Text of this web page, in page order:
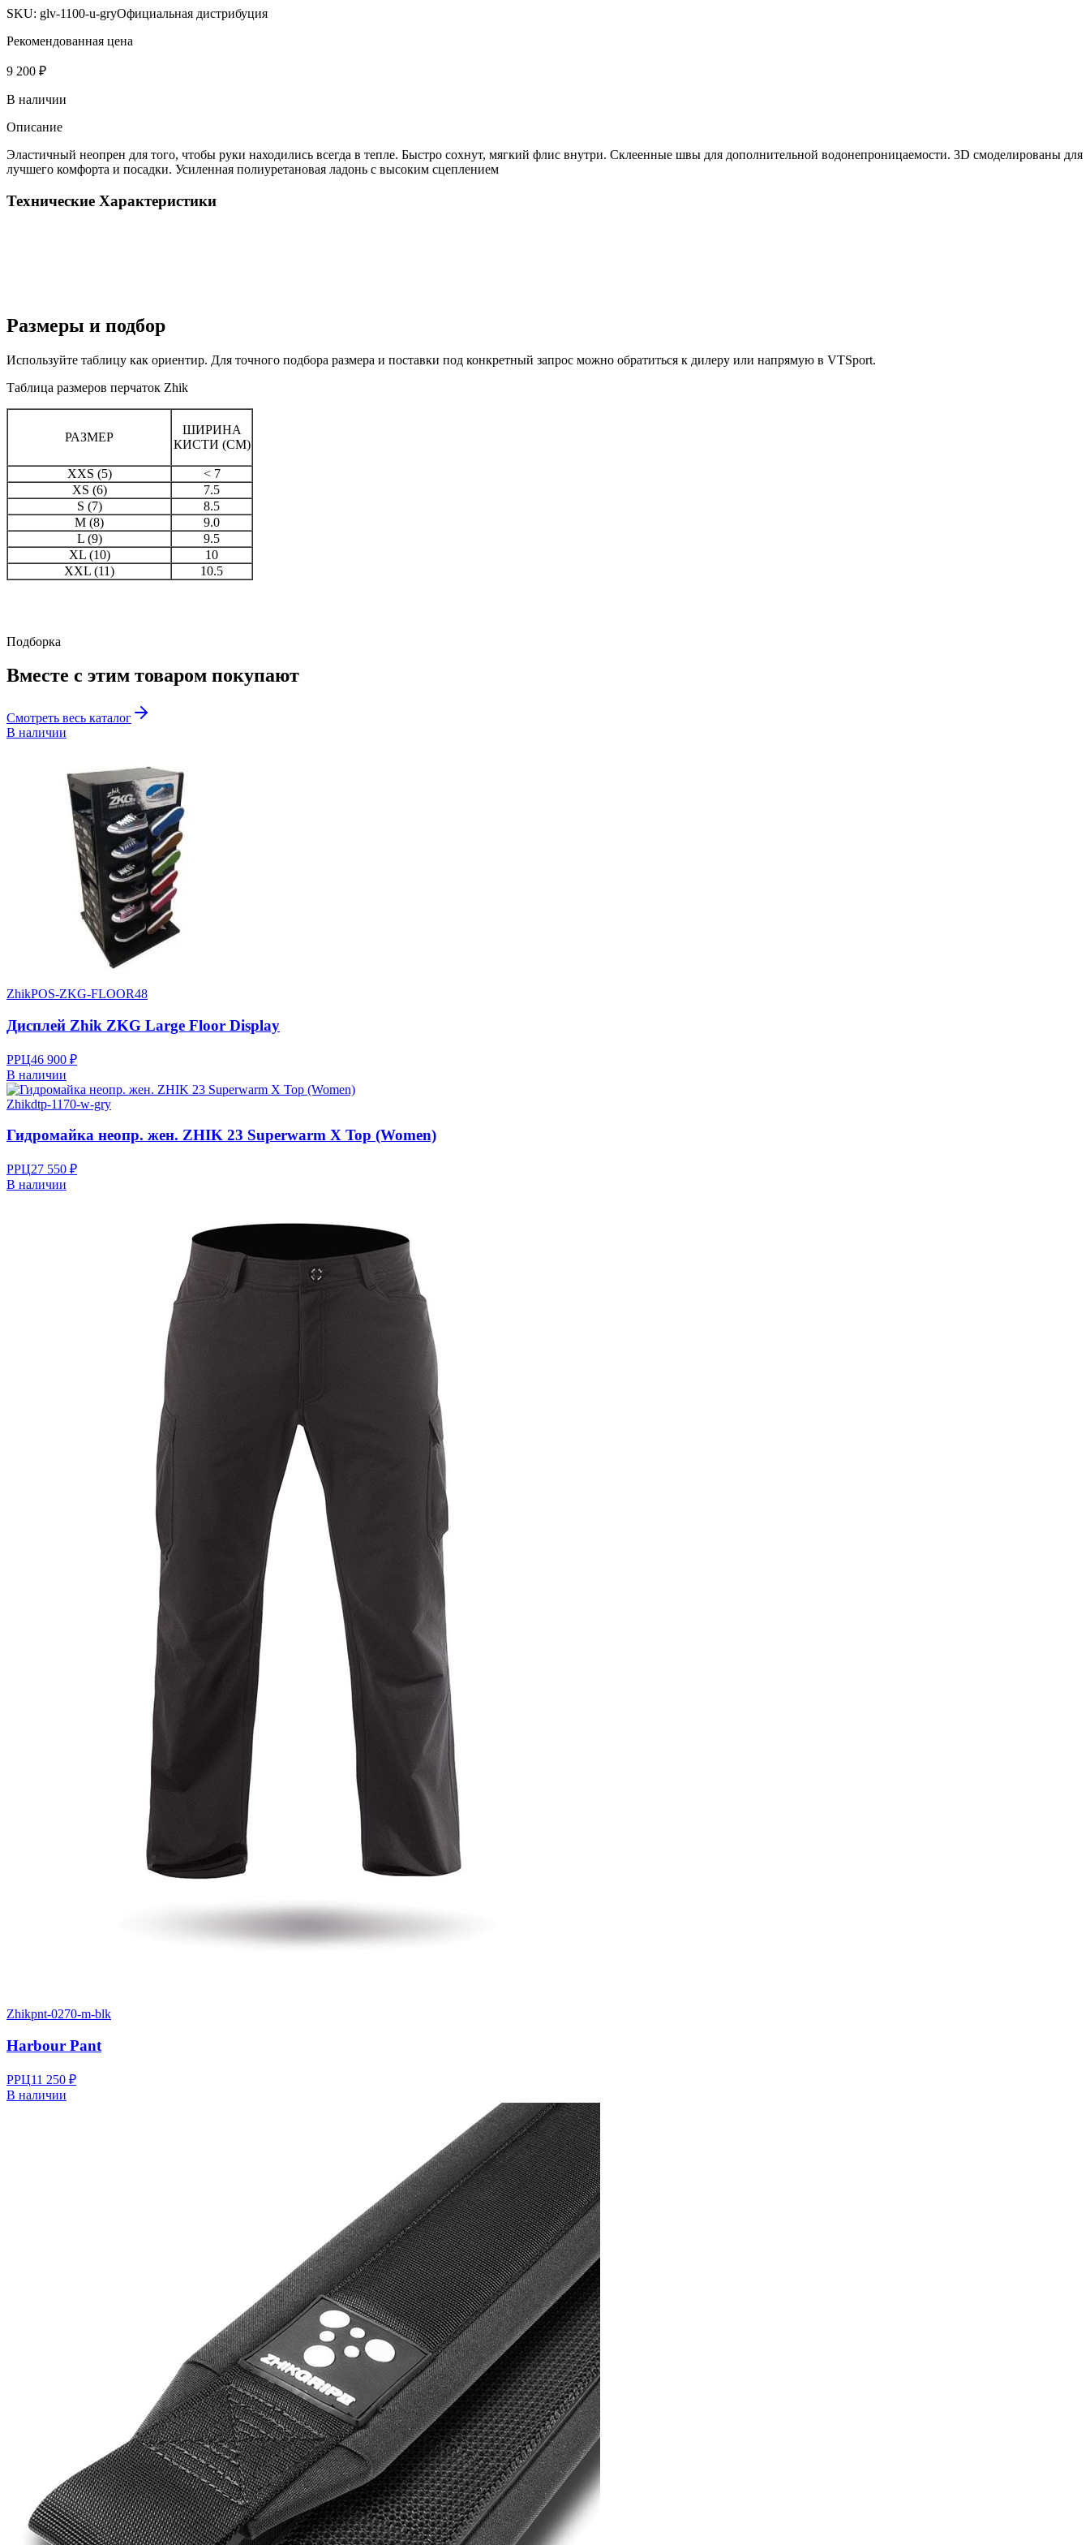
SKU: glv-1100-u-gryОфициальная дистрибуция
Рекомендованная цена
9 200 ₽
В наличии
Описание
Эластичный неопрен для того, чтобы руки находились всегда в тепле. Быстро сохнут, мягкий флис внутри. Склеенные швы для дополнительной водонепроницаемости. 3D смоделированы для
лучшего комфорта и посадки. Усиленная полиуретановая ладонь с высоким сцеплением
Технические Характеристики
Размеры и подбор
Используйте таблицу как ориентир. Для точного подбора размера и поставки под конкретный запрос можно обратиться к дилеру или напрямую в VTSport.
Таблица размеров перчаток Zhik
РАЗМЕР
ШИРИНА
КИСТИ (СМ)
XXS (5)
< 7
XS (6)
7.5
S (7)
8.5
M (8)
9.0
L (9)
9.5
XL (10)
10
XXL (11)
10.5
Подборка
Вместе с этим товаром покупают
Смотреть весь каталог
В наличии
ZhikPOS-ZKG-FLOOR48
Дисплей Zhik ZKG Large Floor Display
РРЦ46 900 ₽
В наличии
Zhikdtp-1170-w-gry
Гидромайка неопр. жен. ZHIK 23 Superwarm X Top (Women)
РРЦ27 550 ₽
В наличии
Zhikpnt-0270-m-blk
Harbour Pant
РРЦ11 250 ₽
В наличии